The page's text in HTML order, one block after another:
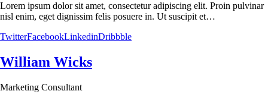
Lorem ipsum dolor sit amet, consectetur adipiscing elit. Proin pulvinar
nisl enim, eget dignissim felis posuere in. Ut suscipit et…
TwitterFacebookLinkedinDribbble
William Wicks
Marketing Consultant